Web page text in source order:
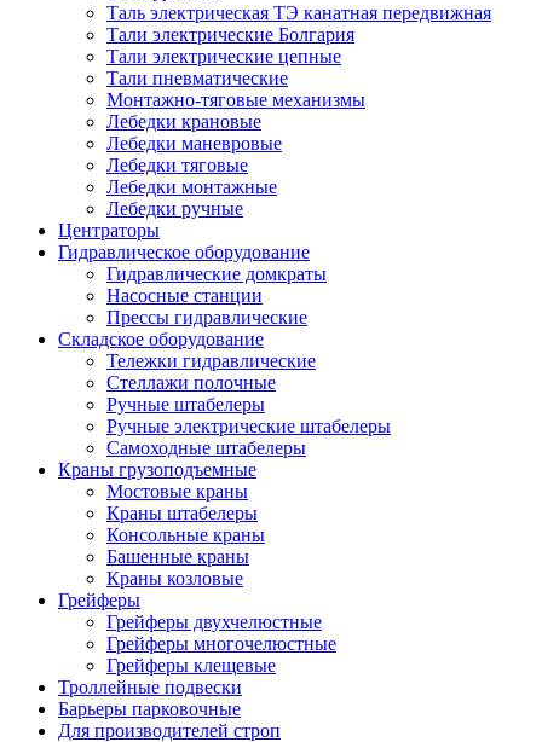
Таль электрическая ТЭ канатная передвижная
Тали электрические Болгария
Тали электрические цепные
Тали пневматические
Монтажно-тяговые механизмы
Лебедки крановые
Лебедки маневровые
Лебедки тяговые
Лебедки монтажные
Лебедки ручные
Центраторы
Гидравлическое оборудование
Гидравлические домкраты
Насосные станции
Прессы гидравлические
Складское оборудование
Тележки гидравлические
Cтеллажи полочные
Ручные штабелеры
Ручные электрические штабелеры
Самоходные штабелеры
Краны грузоподъемные
Мостовые краны
Краны штабелеры
Консольные краны
Башенные краны
Краны козловые
Грейферы
Грейферы двухчелюстные
Грейферы многочелюстные
Грейферы клещевые
Троллейные подвески
Барьеры парковочные
Для производителей строп